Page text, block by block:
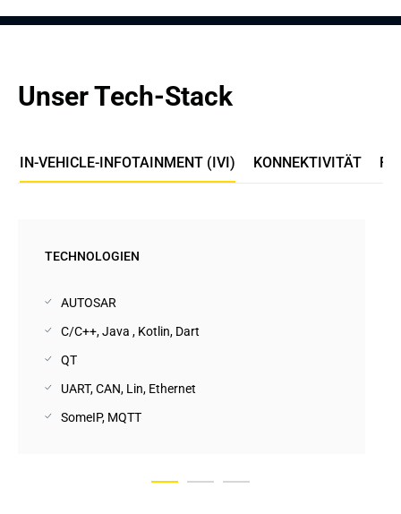
Unser Tech-Stack
IN-VEHICLE-INFOTAINMENT (IVI) KONNEKTIVITÄT
TECHNOLOGIEN
AUTOSAR
C/C++, Java , Kotlin, Dart
QT
UART, CAN, Lin, Ethernet
SomeIP, MQTT